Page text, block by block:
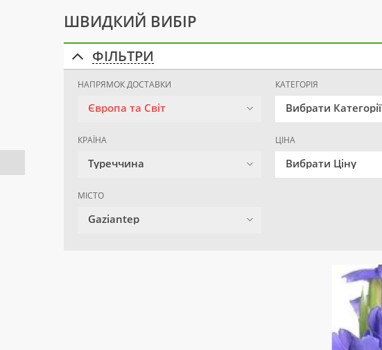
ШВИДКИЙ ВИБІР
ФІЛЬТРИ
НАПРЯМОК ДОСТАВКИ
Європа та Світ
КАТЕГОРІЯ
Вибрати Категорії
КРАЇНА
Туреччина
МІСТО
Gaziantep
ЦІНА
Вибрати Ціну